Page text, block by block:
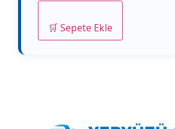
🛒 Sepete Ekle